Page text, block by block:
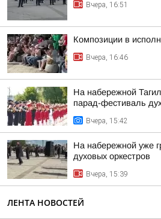
Вчера, 16:51
Композиции в
Вчера, 16:46
На набережной
парад-фестиваль
Вчера, 15:42
На набережной уже
духовых оркестров
Вчера, 15:39
ЛЕНТА НОВОСТЕЙ